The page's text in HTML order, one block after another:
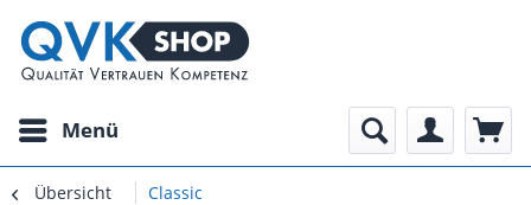
Menü
Übersicht Classic